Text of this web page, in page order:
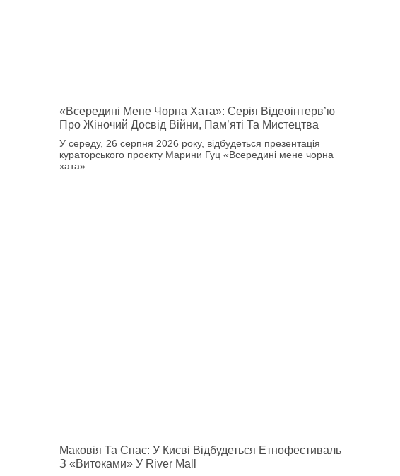
«Всередині Мене Чорна Хата»: Серія Відеоінтерв’ю
Про Жіночий Досвід Війни, Пам’яті Та Мистецтва
У середу, 26 серпня 2026 року, відбудеться презентація
кураторського проєкту Марини Гуц «Всередині мене чорна
хата».
Маковія Та Спас: У Києві Відбудеться Етнофестиваль
З «Витоками» У River Mall